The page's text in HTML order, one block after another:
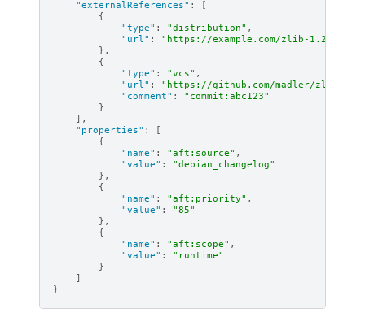
"externalReferences" :
[
{
"type" : "distribution" ,
"url" :
"https://example.com/zlib-
},
{
"type" : "vcs" ,
"url" :
"https://github.com/madler/
"comment" :
"commit:abc123"
}
],
"properties" :
[
{
"name" : "aft:source" ,
"value" :
"debian_changelog"
},
{
"name" : "aft:priority" ,
"value" :
"85"
},
{
"name" : "aft:scope" ,
"value" :
"runtime"
}
]
}